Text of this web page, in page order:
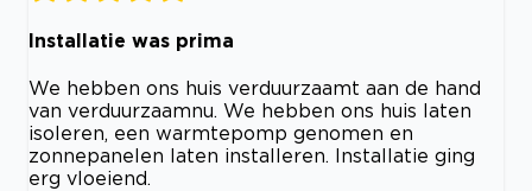
Installatie was prima
We hebben ons huis verduurzaamt aan de hand
van verduurzaamnu. We hebben ons huis laten
isoleren, een warmtepomp genomen en
zonnepanelen laten installeren. Installatie ging
erg vloeiend.